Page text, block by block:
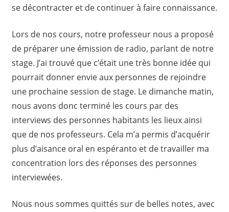
se décontracter et de continuer à faire connaissance.
Lors de nos cours, notre professeur nous a proposé
de préparer une émission de radio, parlant de notre
stage. J’ai trouvé que c’était une très bonne idée qui
pourrait donner envie aux personnes de rejoindre
une prochaine session de stage. Le dimanche matin,
nous avons donc terminé les cours par des
interviews des personnes habitants les lieux ainsi
que de nos professeurs. Cela m’a permis d’acquérir
plus d’aisance oral en espéranto et de travailler ma
concentration lors des réponses des personnes
interviewées.
Nous nous sommes quittés sur de belles notes, avec